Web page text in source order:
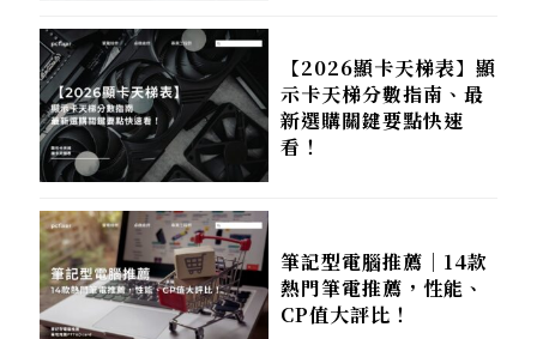
【2026顯卡天梯表】顯
示卡天梯分數指南、最
新選購關鍵要點快速
看！
筆記型電腦推薦｜14款
熱門筆電推薦，性能、
CP值大評比！